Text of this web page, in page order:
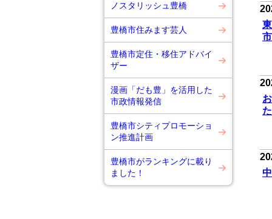
ノスタリッシュ豊橋
豊橋市住みます芸人
豊橋市定住・移住アドバイ
ザー
漫画「だも豊」を活用した
市政情報発信
豊橋市シティプロモーショ
ン推進計画
豊橋市がランキングに載り
ました！